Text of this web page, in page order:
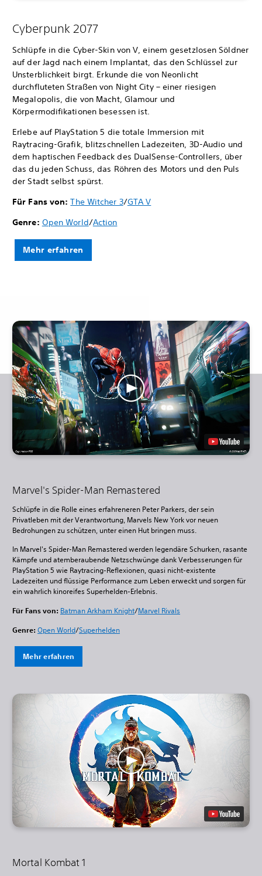
Cyberpunk 2077
Schlüpfe in die Cyber-Skin von V, einem gesetzlosen Söldner
auf der Jagd nach einem Implantat, das den Schlüssel zur
Unsterblichkeit birgt. Erkunde die von Neonlicht
durchfluteten Straßen von Night City – einer riesigen
Megalopolis, die von Macht, Glamour und
Körpermodifikationen besessen ist.
Erlebe auf PlayStation 5 die totale Immersion mit
Raytracing-Grafik, blitzschnellen Ladezeiten, 3D-Audio und
dem haptischen Feedback des DualSense-Controllers, über
das du jeden Schuss, das Röhren des Motors und den Puls
der Stadt selbst spürst.
Für Fans von:The Witcher 3/GTA V
Genre: Open World/Action
Mehr erfahren
Marvel's Spider-Man Remastered
Schlüpfe in die Rolle eines erfahreneren Peter Parkers, der sein
Privatleben mit der Verantwortung, Marvels New York vor neuen
Bedrohungen zu schützen, unter einen Hut bringen muss.
In Marvel's Spider-Man Remastered werden legendäre Schurken, rasante
Kämpfe und atemberaubende Netzschwünge dank Verbesserungen für
PlayStation 5 wie Raytracing-Reflexionen, quasi nicht-existente
Ladezeiten und flüssige Performance zum Leben erweckt und sorgen für
ein wahrlich kinoreifes Superhelden-Erlebnis.
Für Fans von: Batman Arkham Knight/Marvel Rivals
Genre: Open World/Superhelden
Mehr erfahren
Mortal Kombat 1